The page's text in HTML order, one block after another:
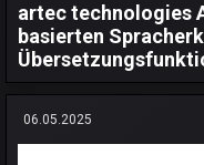
artec technologies
basierten
06.05.2025